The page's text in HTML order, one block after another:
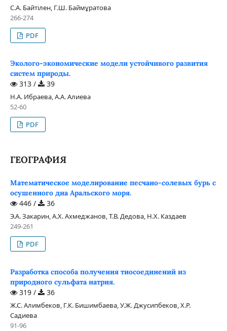
С.А. Байтілен, Г.Ш. Баймұратова
266-274
PDF
Эколого-экономические модели устойчивого развития
систем природы.
313 / 39
Н.А. Ибраева, А.А. Алиева
52-60
PDF
ГЕОГРАФИЯ
Математическое моделирование песчано-солевых бурь с
осушенного дна Аральского моря.
446 / 36
Э.А. Закарин, А.Х. Ахмеджанов, Т.В. Дедова, Н.Х. Каздаев
249-261
PDF
Разработка способа получения тиосоединений из
природного сульфата натрия.
319 / 36
Ж.С. Алимбеков, Г.К. Бишимбаева, У.Ж. Джусипбеков, Х.Р.
Садиева
91-96